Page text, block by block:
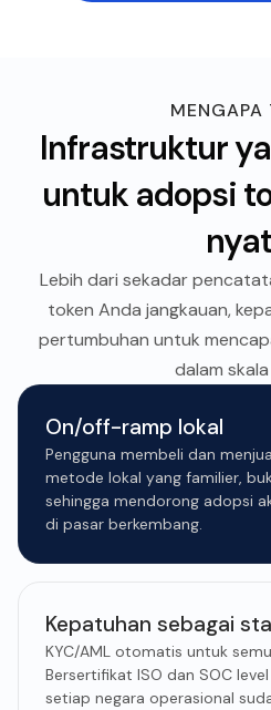
MENGAPA
Infrastruktur
untuk adopsi
Lebih dari sekadar
token Anda jangkauan,
pertumbuhan untuk
dalam
On/off-ramp lokal
Pengguna membeli dan
metode lokal yang familier,
sehingga mendorong adopsi
di pasar berkembang.
Kepatuhan sebagai
KYC/AML otomatis untuk
Bersertifikat ISO dan SOC
setiap negara operasional